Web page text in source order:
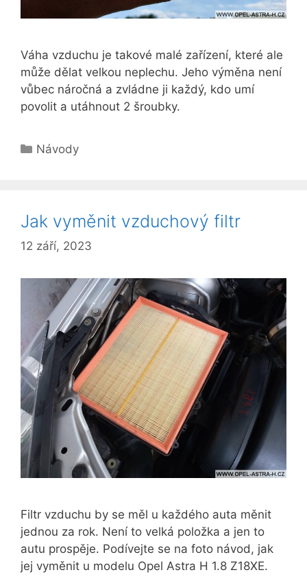
Váha vzduchu je takové malé zařízení, které ale
může dělat velkou neplechu. Jeho výměna není
vůbec náročná a zvládne ji každý, kdo umí
povolit a utáhnout 2 šroubky.
Rubriky
Návody
Jak vyměnit vzduchový filtr
12 září, 2023
Filtr vzduchu by se měl u každého auta měnit
jednou za rok. Není to velká položka a jen to
autu prospěje. Podívejte se na foto návod, jak
jej vyměnit u modelu Opel Astra H 1.8 Z18XE.